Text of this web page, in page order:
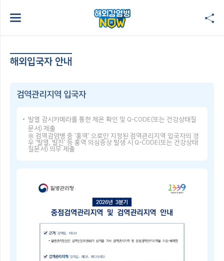
해외입국자 안내
검역관리지역 입국자
발열 감시카메라를 통한 체온 확인 및 Q-CODE(또는 건강상태질
문서) 제출
※ 검역감염병 중 ‘홍역’ 으로만 지정된 검역관리지역 입국자의 경
우 ‘발열, 발진’ 등 홍역 의심증상 발생 시 Q-CODE(또는 건강상태
질문서) 의무 제출